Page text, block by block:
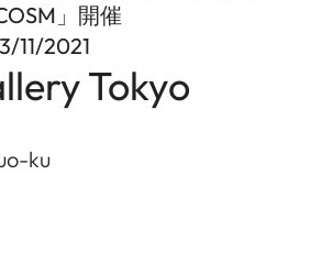
」開催
11/2021
Tokyo
ku